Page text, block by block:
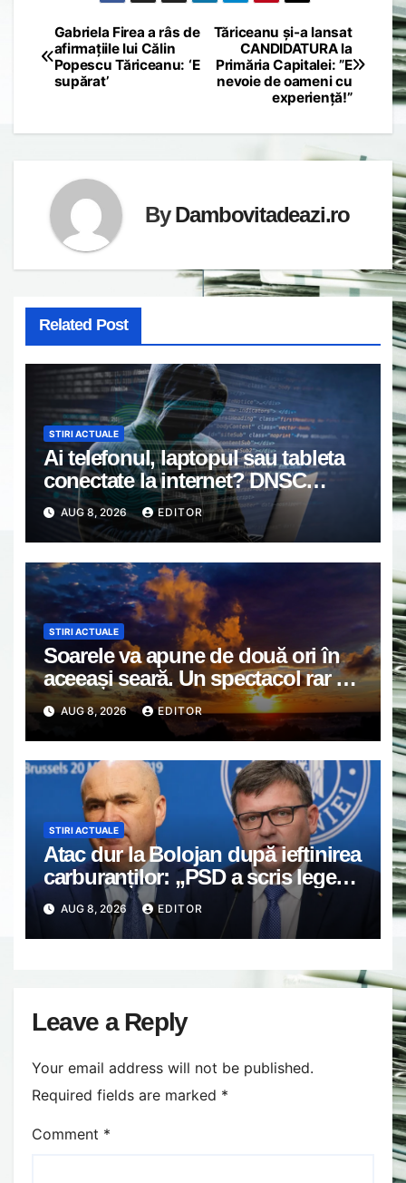
Post
navigation
Tăriceanu și-a lansat
CANDIDATURA la
Primăria Capitalei: ”E
nevoie de oameni cu
experiență!”
Gabriela Firea a râs de
afirmațiile lui Călin
Popescu Tăriceanu: ‘E
supărat’
ByDambovitadeazi.ro
Related Post
STIRI ACTUALE
Ai telefonul, laptopul sau tableta
conectate la internet? DNSC
avertizează asupra unui risc pe
care mulți utilizatori îl ignoră
AUG 8, 2026 EDITOR
STIRI ACTUALE
Soarele va apune de două ori în
aceeași seară. Un spectacol rar va
întrerupe liniștea unui sat din
Europa
AUG 8, 2026 EDITOR
STIRI ACTUALE
Atac dur la Bolojan după ieftinirea
carburanților: „PSD a scris legea.
Dumneavoastră ați scris discursul
de după”
AUG 8, 2026 EDITOR
Leave a Reply
Your email address will not be published.
Required fields are marked *
Comment *